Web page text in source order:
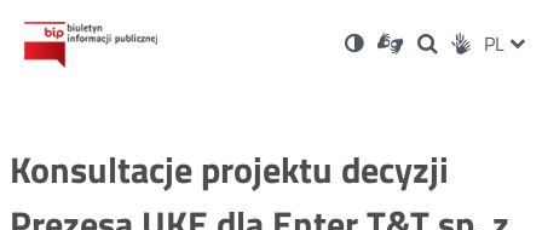
Ustawienia
Wersja
kontrastowa
Dla
niesłyszących
OtwórzOtwórz
w
Otwórz
w
Social PL
Konsultacje projektu decyzji